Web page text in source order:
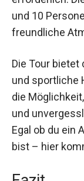
erforderlich.
und 10
freundliche
Die Tour
und sportliche
die
und
Egal ob du ein